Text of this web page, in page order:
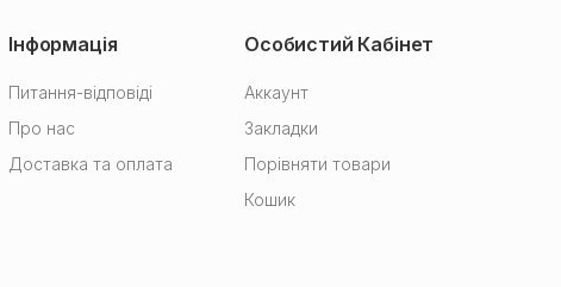
Інформація
Питання-відповіді
Про нас
Доставка та оплата
Особистий Кабінет
Аккаунт
Закладки
Порівняти товари
Кошик